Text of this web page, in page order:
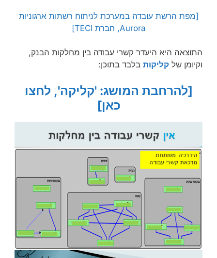
[מפת הרשת עובדה במערכת לניתוח רשתות ארגוניות
Aurora, חברת TECI]
התוצאה היא היעדר קשרי עבודה בין מחלקות הבנק,
וקיומן של קליקות בלבד בתוכן:
[להרחבת המושג: 'קליקה', לחצו
כאן]